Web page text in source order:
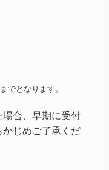
でとなります。
合、早期に受付
じめご了承くだ